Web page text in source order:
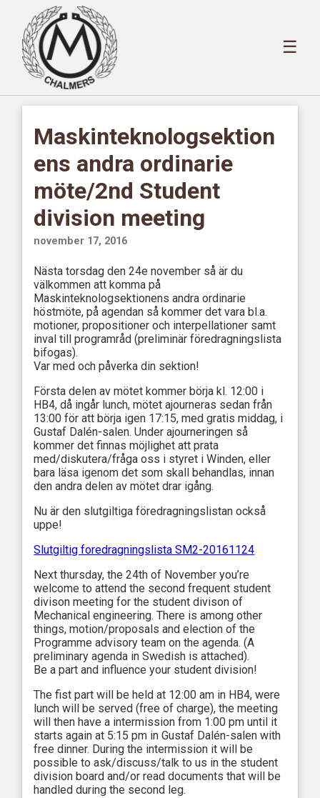
☰
Maskinteknologsektion
ens andra ordinarie
möte/2nd Student
division meeting
november 17, 2016
Nästa torsdag den 24e november så är du
välkommen att komma på
Maskinteknologsektionens andra ordinarie
höstmöte, på agendan så kommer det vara bl.a.
motioner, propositioner och interpellationer samt
inval till programråd (preliminär föredragningslista
bifogas).
Var med och påverka din sektion!
Första delen av mötet kommer börja kl. 12:00 i
HB4, då ingår lunch, mötet ajourneras sedan från
13:00 för att börja igen 17:15, med gratis middag, i
Gustaf Dalén-salen. Under ajourneringen så
kommer det finnas möjlighet att prata
med/diskutera/fråga oss i styret i Winden, eller
bara läsa igenom det som skall behandlas, innan
den andra delen av mötet drar igång.
Nu är den slutgiltiga föredragningslistan också
uppe!
Slutgiltig foredragningslista SM2-20161124
Next thursday, the 24th of November you’re
welcome to attend the second frequent student
divison meeting for the student divison of
Mechanical engineering. There is among other
things, motion/proposals and election of the
Programme advisory team on the agenda. (A
preliminary agenda in Swedish is attached).
Be a part and influence your student division!
The fist part will be held at 12:00 am in HB4, were
lunch will be served (free of charge), the meeting
will then have a intermission from 1:00 pm until it
starts again at 5:15 pm in Gustaf Dalén-salen with
free dinner. During the intermission it will be
possible to ask/discuss/talk to us in the student
division board and/or read documents that will be
handled during the second leg.